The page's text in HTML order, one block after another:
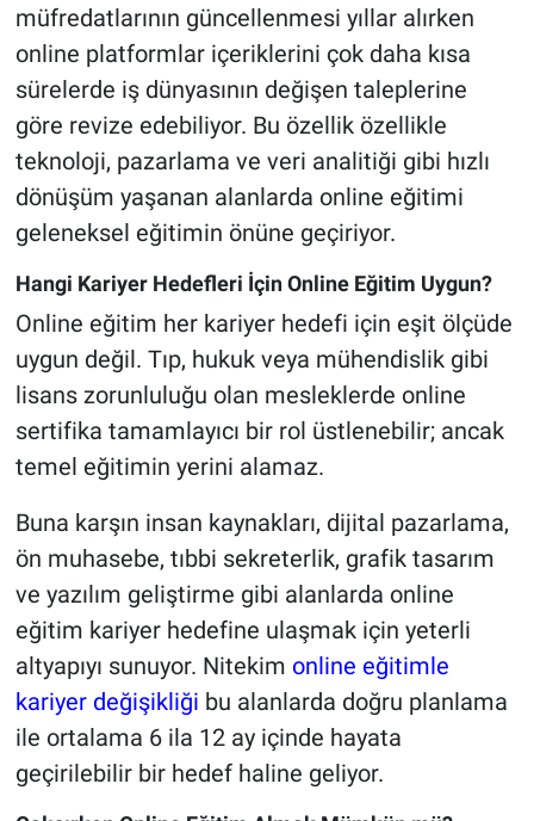
müfredatlarının güncellenmesi yıllar alırken
online platformlar içeriklerini çok daha kısa
sürelerde iş dünyasının değişen taleplerine
göre revize edebiliyor. Bu özellik özellikle
teknoloji, pazarlama ve veri analitiği gibi hızlı
dönüşüm yaşanan alanlarda online eğitimi
geleneksel eğitimin önüne geçiriyor.
Hangi Kariyer Hedefleri İçin Online Eğitim Uygun?
Online eğitim her kariyer hedefi için eşit ölçüde
uygun değil. Tıp, hukuk veya mühendislik gibi
lisans zorunluluğu olan mesleklerde online
sertifika tamamlayıcı bir rol üstlenebilir; ancak
temel eğitimin yerini alamaz.
Buna karşın insan kaynakları, dijital pazarlama,
ön muhasebe, tıbbi sekreterlik, grafik tasarım
ve yazılım geliştirme gibi alanlarda online
eğitim kariyer hedefine ulaşmak için yeterli
altyapıyı sunuyor. Nitekim online eğitimle
kariyer değişikliği bu alanlarda doğru planlama
ile ortalama 6 ila 12 ay içinde hayata
geçirilebilir bir hedef haline geliyor.